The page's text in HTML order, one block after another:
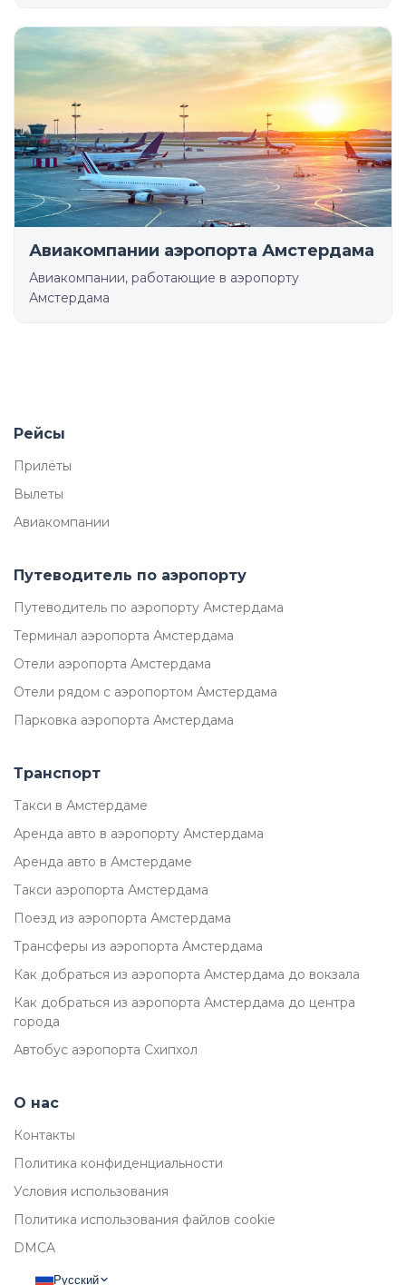
Авиакомпании аэропорта Амстердама
Авиакомпании, работающие в аэропорту
Амстердама
Рейсы
Прилёты
Вылеты
Авиакомпании
Путеводитель по аэропорту
Путеводитель по аэропорту Амстердама
Терминал аэропорта Амстердама
Отели аэропорта Амстердама
Отели рядом с аэропортом Амстердама
Парковка аэропорта Амстердама
Транспорт
Такси в Амстердаме
Аренда авто в аэропорту Амстердама
Аренда авто в Амстердаме
Такси аэропорта Амстердама
Поезд из аэропорта Амстердама
Трансферы из аэропорта Амстердама
Как добраться из аэропорта Амстердама до вокзала
Как добраться из аэропорта Амстердама до центра
города
Автобус аэропорта Схипхол
О нас
Контакты
Политика конфиденциальности
Условия использования
Политика использования файлов cookie
DMCA
Русский